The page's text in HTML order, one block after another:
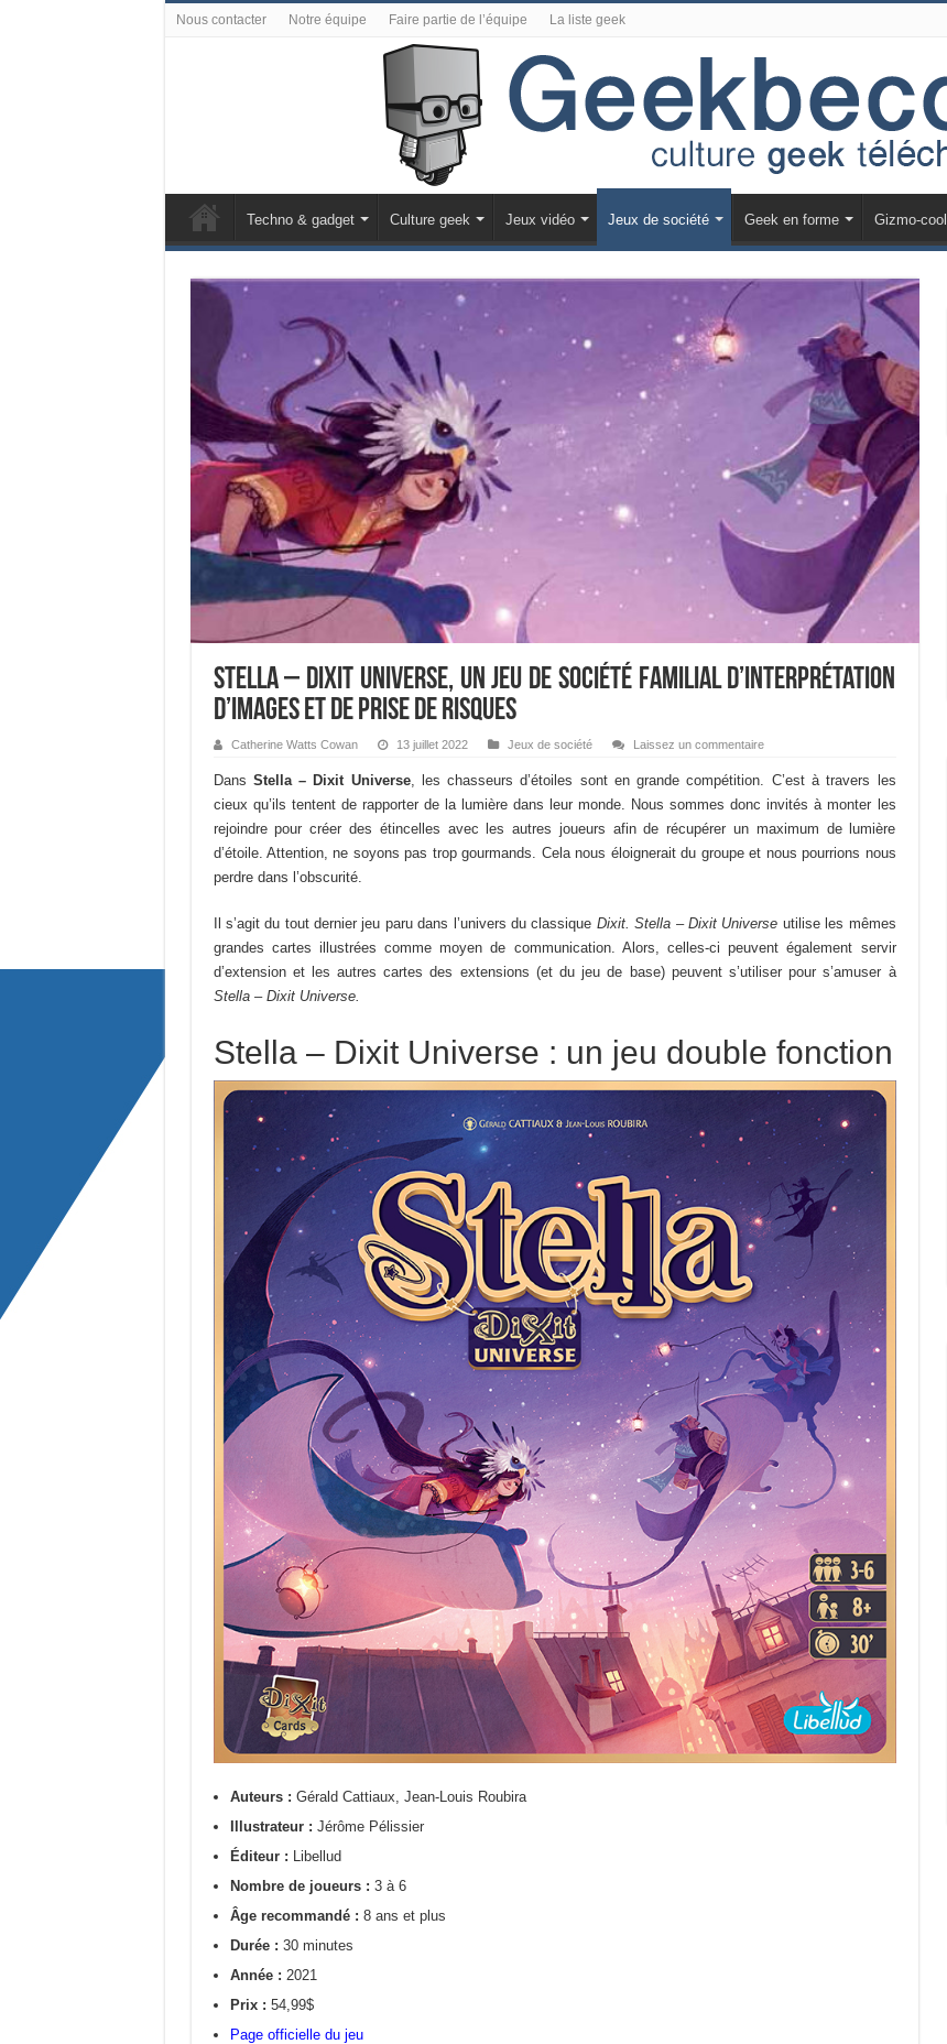
Nous contacter Notre équipe Faire partie de l’équipe La liste geek
Techno & gadget Culture geek Jeux vidéo Jeux de société Geek en forme Gizmo-cool
Stella – Dixit Universe, un jeu de société familial d’interprétation
d’images et de prise de risques
Catherine Watts Cowan 13 juillet 2022 Jeux de société Laissez un commentaire
Dans Stella – Dixit Universe, les chasseurs d’étoiles sont en grande compétition. C’est à travers les
cieux qu’ils tentent de rapporter de la lumière dans leur monde. Nous sommes donc invités à monter les
rejoindre pour créer des étincelles avec les autres joueurs afin de récupérer un maximum de lumière
d’étoile. Attention, ne soyons pas trop gourmands. Cela nous éloignerait du groupe et nous pourrions nous
perdre dans l’obscurité.
Il s’agit du tout dernier jeu paru dans l’univers du classique Dixit. Stella – Dixit Universe utilise les mêmes
grandes cartes illustrées comme moyen de communication. Alors, celles-ci peuvent également servir
d’extension et les autres cartes des extensions (et du jeu de base) peuvent s’utiliser pour s’amuser à
Stella – Dixit Universe.
Stella – Dixit Universe : un jeu double fonction
Auteurs : Gérald Cattiaux, Jean-Louis Roubira
Illustrateur : Jérôme Pélissier
Éditeur : Libellud
Nombre de joueurs : 3 à 6
Âge recommandé : 8 ans et plus
Durée : 30 minutes
Année : 2021
Prix : 54,99$
Page officielle du jeu